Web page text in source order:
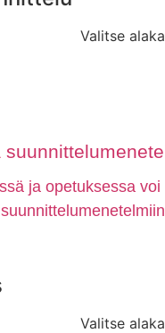
Valitse
ja opetuksessa
Valitse